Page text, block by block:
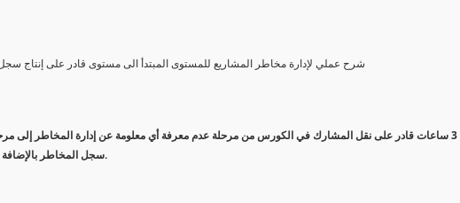
شرح عملي لإدارة مخاطر المشاريع للمستوى المبتدأ الى مستوى قادر على إنتاج
كورس مٌكثف لمدة 3 ساعات قادر على نقل المشارك في الكورس من مرحلة عدم معرفة أي معلومة عن إدارة المخاطر إلى
سجل المخاطر بالإضافة الى المقدرة التامية لإدارة مخاطر المشاريع.